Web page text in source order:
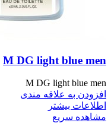
M DG light blue men
M DG light blue men
افزودن به علاقه مندی
اطلاعات بیشتر
مشاهده سریع